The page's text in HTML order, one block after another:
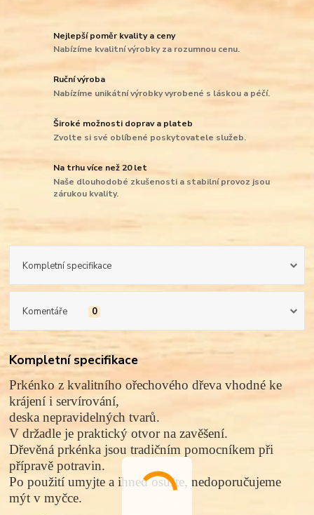
Nejlepší poměr kvality a ceny
Nabízíme kvalitní výrobky za rozumnou cenu.
Ruční výroba
Nabízíme unikátní výrobky vyrobené s láskou a péčí.
Široké možnosti doprav a plateb
Zvolte si své oblíbené poskytovatele služeb.
Na trhu více než 20 let
Naše dlouhodobé zkušenosti a stabilní provoz jsou
zárukou kvality.
Kompletní specifikace
Komentáře 0
Kompletní specifikace
Prkénko z kvalitníhoořechového dřeva vhodné ke
krájení i servírování,
deska nepravidelných tvarů.
V držadle je praktický otvor na zavěšení.
Dřevěná prkénka jsou tradičním pomocníkem při
přípravě potravin.
Po použití umyjte a ihned osušte, nedoporučujeme
mýt v myčce.